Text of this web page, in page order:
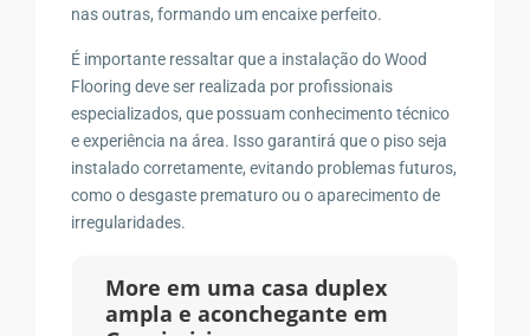
nas outras, formando um encaixe perfeito.
É importante ressaltar que a instalação do Wood
Flooring deve ser realizada por profissionais
especializados, que possuam conhecimento técnico
e experiência na área. Isso garantirá que o piso seja
instalado corretamente, evitando problemas futuros,
como o desgaste prematuro ou o aparecimento de
irregularidades.
More em uma casa duplex
ampla e aconchegante em